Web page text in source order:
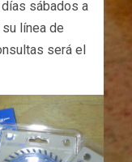
sábados a
línea de
será el